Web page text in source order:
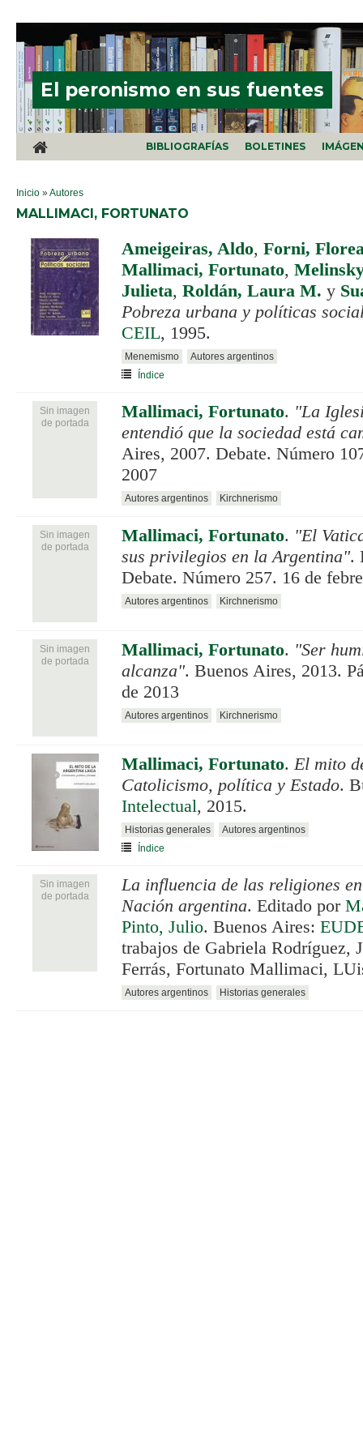
El peronismo en sus fuentes
BIBLIOGRAFÍAS BOLETINES
SE ENCUENTRA USTED AQUÍ
Inicio »Autores
MALLIMACI, FORTUNATO
Ameigeiras, Aldo, Forni,
Mallimaci, Fortunato,
Julieta, Roldán, Laura M. y
Pobreza urbana y políticas
CEIL, 1995.
Menemismo
Autores argentinos
Índice
Sin imagen
de portada
Mallimaci, Fortunato. "La
entendió que la sociedad está
Aires, 2007. Debate. Número
2007
Autores argentinos Kirchnerismo
Sin imagen
de portada
Mallimaci, Fortunato. "El
sus privilegios en la Argentina".
Debate. Número 257. 16 de
Autores argentinos Kirchnerismo
Sin imagen
de portada
Mallimaci, Fortunato. "Ser
alcanza". Buenos Aires, 2013.
de 2013
Autores argentinos Kirchnerismo
Mallimaci, Fortunato.El mito
Catolicismo, política y Estado.
Intelectual, 2015.
Historias generales
Autores argentinos
Índice
Sin imagen
de portada
La influencia de las religiones
Nación argentina. Editado por
Pinto, Julio. Buenos Aires:
trabajos de Gabriela Rodríguez,
Ferrás, Fortunato Mallimaci,
Autores argentinos Historias generales